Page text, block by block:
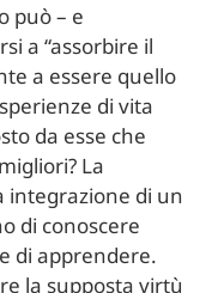
può – e
a “assorbire il
a essere quello
di vita
da esse che
La
integrazione di un
di conoscere
di apprendere.
la supposta virtù